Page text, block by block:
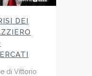
DEI
di Vittorio